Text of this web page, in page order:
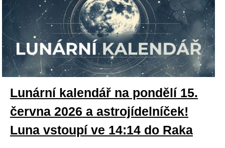
Lunární kalendář na pondělí 15.
června 2026 a astrojídelníček!
Luna vstoupí ve 14:14 do Raka